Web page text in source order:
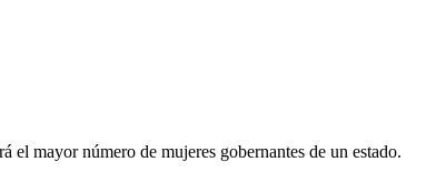
mayor número de mujeres gobernantes de un estado.